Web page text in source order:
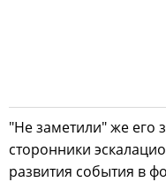
"Не заметили" же его
сторонники
развития события в